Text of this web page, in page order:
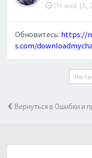
Пт май 15,
Обновитесь: https://
s.com/
Вернуться в Ошибки и